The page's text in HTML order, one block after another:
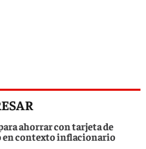
ahorrar con tarjeta de
en contexto inflacionario